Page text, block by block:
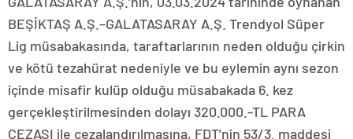
BEŞİKTAŞ A.Ş.–GALATASARAY A.Ş. Trendyol Süper
Lig müsabakasında, taraftarlarının neden olduğu çirkin
ve kötü tezahürat nedeniyle ve bu eylemin aynı sezon
içinde misafir kulüp olduğu müsabakada 6. kez
gerçekleştirilmesinden dolayı 320.000.-TL PARA
CEZASI ile cezalandırılmasına, FDT’nin 53/3. maddesi